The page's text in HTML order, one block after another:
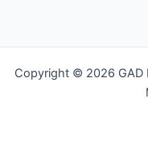
Copyright © 2026 GAD